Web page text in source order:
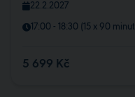
22.2.2027
17:00 - 18:30 (15 x 90 minut)
5 699 Kč